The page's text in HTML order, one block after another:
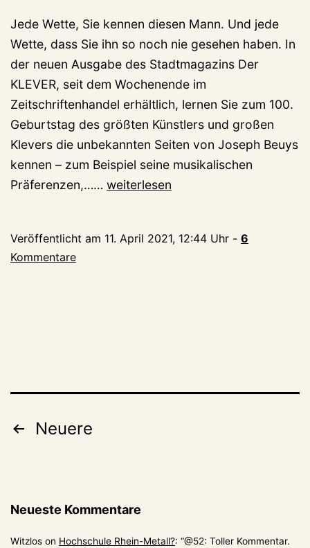
Jede Wette, Sie kennen diesen Mann. Und jede
Wette, dass Sie ihn so noch nie gesehen haben. In
der neuen Ausgabe des Stadtmagazins Der
KLEVER, seit dem Wochenende im
Zeitschriftenhandel erhältlich, lernen Sie zum 100.
Geburtstag des größten Künstlers und großen
Klevers die unbekannten Seiten von Joseph Beuys
kennen – zum Beispiel seine musikalischen
Präferenzen,…… Wer
denn?
weiterlesen
Veröffentlicht am 11. April 2021, 12:44 Uhr - 6
Kommentare
Seitennummerierung
Neuere
Neueste Kommentare
Witzlos on Hochschule Rhein-Metall?: “@52: Toller Kommentar.